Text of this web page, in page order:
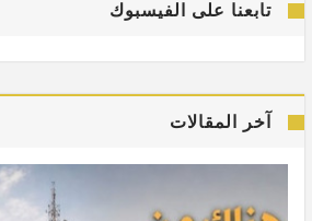
تابعنا على الفيسبوك
آخر المقالات